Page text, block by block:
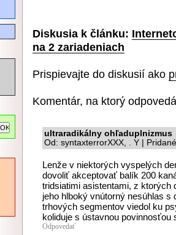
Diskusia k článku:
na 2 zariadeniach
Prispievajte do diskusií ako
Komentár, na ktorý
ultraradikálny ohľaduplnizmus
Od: syntaxterrorXXX, . Y |
Lenže v niektorých vyspelých
dovoliť akceptovať balík 200
tridsiatimi asistentami, z ktorých
jeho hlboký vnútorný nesúhlas
trhových segmentov viedol ku
koliduje s ústavnou povinnosťou
Odpovedať